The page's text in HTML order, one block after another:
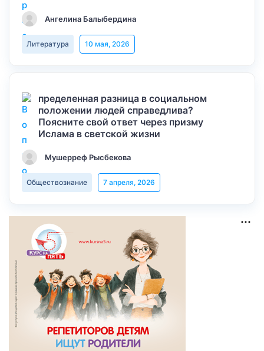
Ангелина Балыбердина
Литература 10 мая, 2026
пределенная разница в социальном
положении людей справедлива?
Поясните свой ответ через призму
Ислама в светской жизни
Мушерреф Рысбекова
Обществознание 7 апреля, 2026